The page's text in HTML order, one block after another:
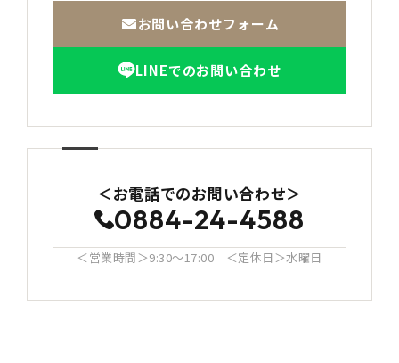
お問い合わせフォーム
LINEでのお問い合わせ
＜お電話でのお問い合わせ＞
0884-24-4588
＜営業時間＞9:30〜17:00 ＜定休日＞水曜日